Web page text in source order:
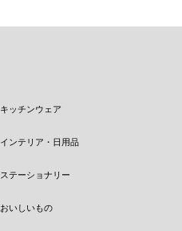
キッチンウェア
インテリア・日用品
ステーショナリー
おいしいもの